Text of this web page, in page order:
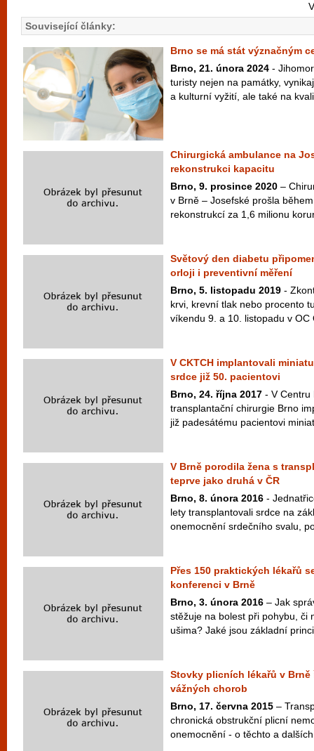
Související články:
Brno se má stát význačným
Brno, 21. února 2024 -
turisty nejen na památky,
a kulturní vyžití, ale také na
Chirurgická ambulance na
rekonstrukci kapacitu
Brno, 9. prosince 2020 –
v Brně – Josefské prošla
rekonstrukcí za 1,6 milionu
Světový den diabetu
orloji i preventivní měření
Brno, 5. listopadu 2019 -
krvi, krevní tlak nebo procento
víkendu 9. a 10. listopadu v OC
V CKTCH implantovali
srdce již 50. pacientovi
Brno, 24. října 2017 - V Centru
transplantační chirurgie Brno
již padesátému pacientovi
V Brně porodila žena s
teprve jako druhá v ČR
Brno, 8. února 2016 -
lety transplantovali srdce na
onemocnění srdečního svalu,
Přes 150 praktických lékařů
konferenci v Brně
Brno, 3. února 2016 – Jak
stěžuje na bolest při pohybu, či
ušima? Jaké jsou základní
Stovky plicních lékařů v
vážných chorob
Brno, 17. června 2015 –
chronická obstrukční plicní
onemocnění - o těchto a